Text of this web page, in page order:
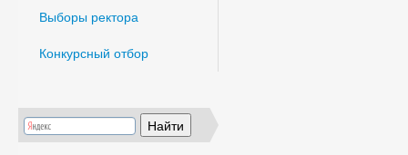
Выборы ректора
Конкурсный отбор